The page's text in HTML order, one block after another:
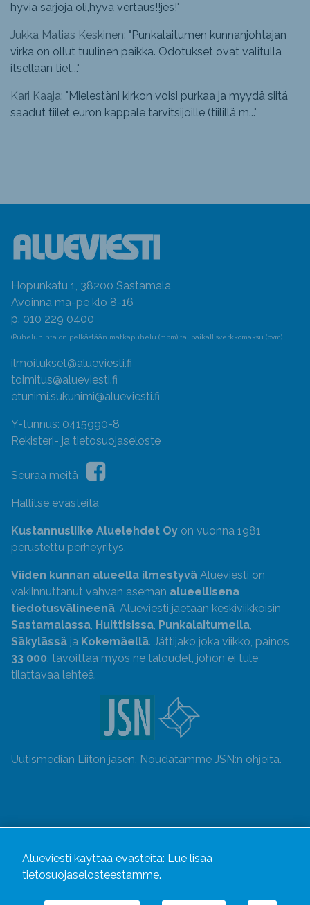
hyviä sarjoja oli,hyvä vertaus!!jes!"
Jukka Matias Keskinen: " Punkalaitumen kunnanjohtajan
virka on ollut tuulinen paikka. Odotukset ovat valitulla
itsellään tiet..."
Kari Kaaja: " Mielestäni kirkon voisi purkaa ja myydä siitä
saadut tiilet euron kappale tarvitsijoille (tiilillä m..."
Hopunkatu 1, 38200 Sastamala
Avoinna ma-pe klo 8-16
p. 010 229 0400
(Puheluhinta on pelkästään matkapuhelu (mpm) tai paikallisverkkomaksu (pvm)
ilmoitukset@alueviesti.fi
toimitus@alueviesti.fi
etunimi.sukunimi@alueviesti.fi
Y-tunnus: 0415990-8
Rekisteri- ja tietosuojaseloste
Seuraa meitä
Hallitse evästeitä
Kustannusliike Aluelehdet Oy on vuonna 1981
perustettu perheyritys.
Viiden kunnan alueella ilmestyvä Alueviesti on
vakiinnuttanut vahvan aseman alueellisena
tiedotusvälineenä. Alueviesti jaetaan keskiviikkoisin
Sastamalassa, Huittisissa, Punkalaitumella,
Säkylässä ja Kokemäellä. Jättijako joka viikko, painos
33 000, tavoittaa myös ne taloudet, johon ei tule
tilattavaa lehteä.
Uutismedian Liiton jäsen. Noudatamme JSN:n ohjeita.
Alueviesti käyttää evästeitä: Lue lisää
tietosuojaselosteestamme.